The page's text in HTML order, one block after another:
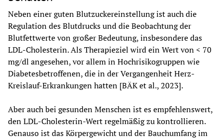
Neben einer guten Blutzuckereinstellung ist auch die
Regulation des Blutdrucks und die Beobachtung der
Blutfettwerte von großer Bedeutung, insbesondere das
LDL-Cholesterin. Als Therapieziel wird ein Wert von < 70
mg/dl angesehen, vor allem in Hochrisikogruppen wie
Diabetesbetroffenen, die in der Vergangenheit Herz-
Kreislauf-Erkrankungen hatten [BÄK et al., 2023].
Aber auch bei gesunden Menschen ist es empfehlenswert,
den LDL-Cholesterin-Wert regelmäßig zu kontrollieren.
Genauso ist das Körpergewicht und der Bauchumfang im